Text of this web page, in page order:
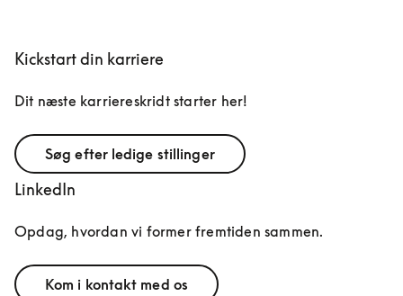
Kickstart din karriere
Dit næste karriereskridt starter her!
Søg efter ledige stillinger
LinkedIn
Opdag, hvordan vi former fremtiden sammen.
Kom i kontakt med os